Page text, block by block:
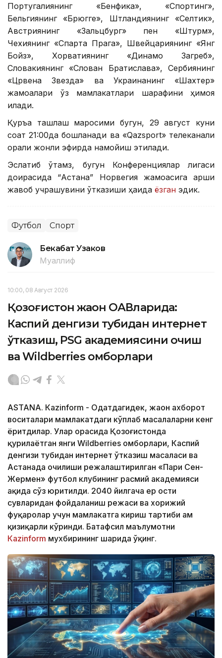
Португалиянинг «Бенфика», «Спортинг»,
Бельгиянинг «Брюгге», Штландиянинг «Селтик»,
Австриянинг «Зальцбург» пен «Штурм»,
Чехиянинг «Спарта Прага», Швейцариянинг «Янг
Бойз», Хорватиянинг «Динамо Загреб»,
Словакиянинг «Слован Братислава», Сербиянинг
«Црвена Звезда» ва Украинанинг «Шахтер»
жамоалари ўз мамлакатлари шарафини ҳимоя
қилади.
Қуръа ташлаш маросими бугун, 29 август куни
соат 21:00да бошланади ва «Qazsport» телеканали
орқали жонли эфирда намойиш этилади.
Эслатиб ўтамз, бугун Конференциялар лигаси
доирасида “Астана” Норвегия жамоасига қарши
жавоб учрашувини ўтказиши ҳақида ёзган эдик.
Футбол Спорт
Бекабат Узаков
Муаллиф
10:00, 08 Август 2026
Қозоғистон жаҳон ОАВларида:
Каспий денгизи тубидан интернет
ўтказиш, PSG академиясини очиш
ва Wildberries омборлари
ASTANА. Кazinform - Одатдагидек, жаҳон ахборот
воситалари мамлакатдаги кўплаб масалаларни кенг
ёритдилар. Улар орасида Қозоғистонда
қурилаётган янги Wildberries омборлари, Каспий
денгизи тубидан интернет ўтказиш масаласи ва
Астанада очилиши режалаштирилган «Пари Сен-
Жермен» футбол клубининг расмий академияси
ҳақида сўз юритилди. 2040 йилгача ер ости
сувларидан фойдаланиш режаси ва хорижий
фуқаролар учун мамлакатга кириш тартиби ҳам
қизиқарли кўринди. Батафсил маълумотни
Кazinform мухбирининг шарҳида ўқинг.